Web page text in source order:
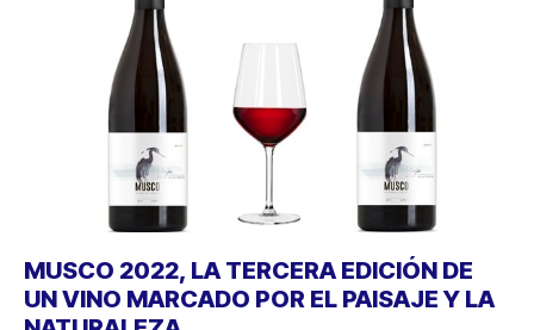
MUSCO 2022, LA TERCERA EDICIÓN DE
UN VINO MARCADO POR EL PAISAJE Y LA